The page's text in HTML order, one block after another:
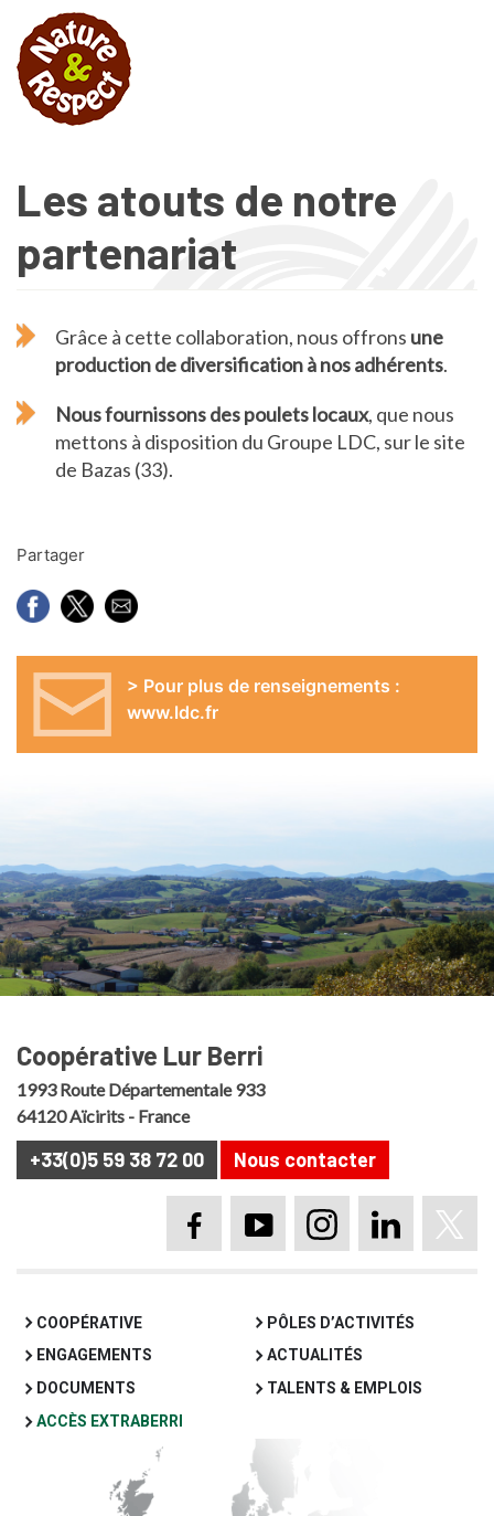
Les atouts de notre
partenariat
Grâce à cette collaboration, nous offrons une
production de diversification à nos adhérents.
Nous fournissons des poulets locaux, que nous
mettons à disposition du Groupe LDC, sur le site
de Bazas (33).
Partager
> Pour plus de renseignements :
www.ldc.fr
Coopérative Lur Berri
1993 Route Départementale 933
64120 Aïcirits - France
+33(0)5 59 38 72 00 Nous contacter
Page Facebook Lur
ChaineCompte
Page
COOPÉRATIVE
PÔLES D’ACTIVITÉS
ENGAGEMENTS
ACTUALITÉS
DOCUMENTS
TALENTS & EMPLOIS
ACCÈS EXTRABERRI